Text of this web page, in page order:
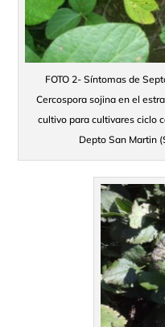
FOTO 2- Síntomas de
Cercospora sojina en el
cultivo para cultivares ciclo
Depto San Martin